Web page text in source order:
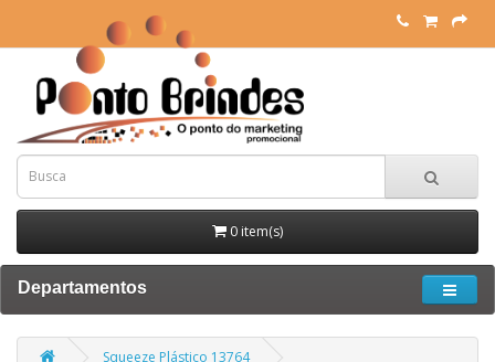
0 item(s)
Departamentos
Squeeze Plástico 13764